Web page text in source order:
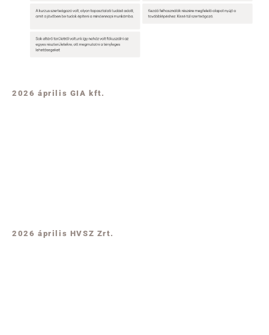
2026 április GIA kft.
2026 április HVSZ Zrt.